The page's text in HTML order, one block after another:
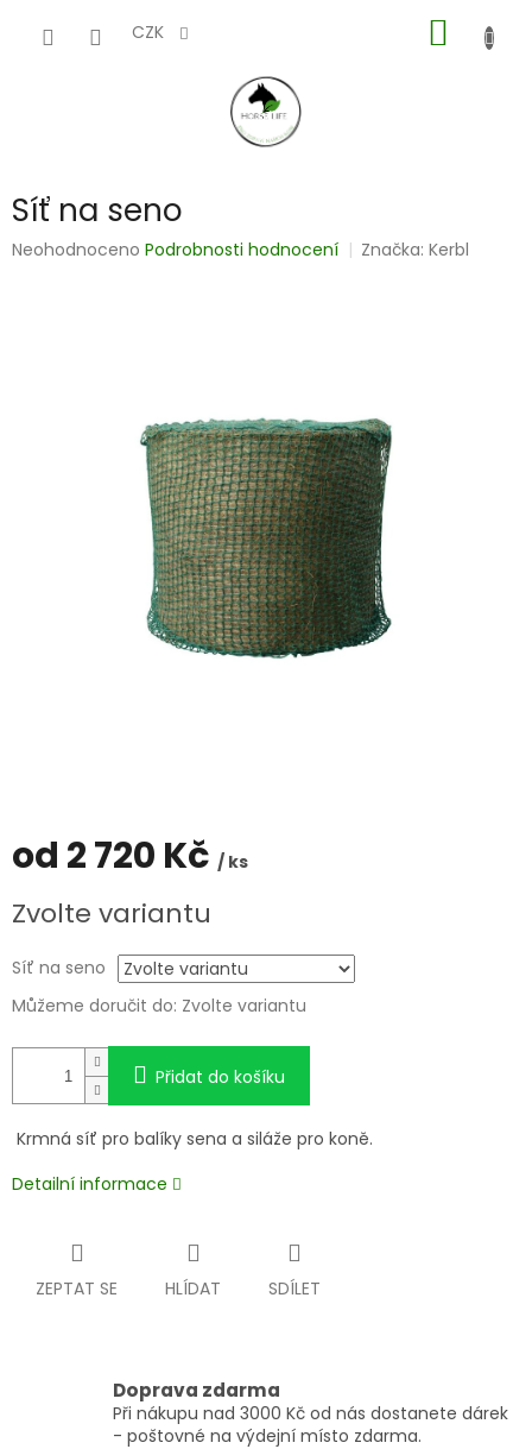
CZK
KOŠÍK
Síť na seno
Průměrné
Neohodnoceno Podrobnosti hodnocení Značka:Kerbl
od 2 720 Kč / ks
cena:
Zvolte variantu
Síť na seno
Můžeme doručit do: Zvolte variantu
Přidat do košíku
Krmná síť pro balíky sena a siláže pro koně.
Detailní informace
ZEPTAT SE HLÍDAT SDÍLET
Doprava zdarma
Při nákupu nad 3000 Kč od nás dostanete dárek
- poštovné na výdejní místo zdarma.